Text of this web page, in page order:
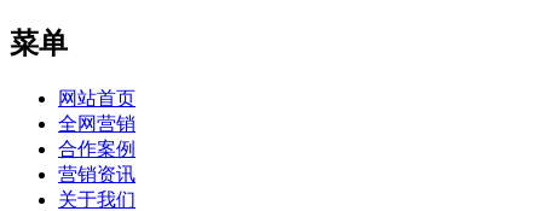
菜单
网站首页
全网营销
合作案例
营销资讯
关于我们